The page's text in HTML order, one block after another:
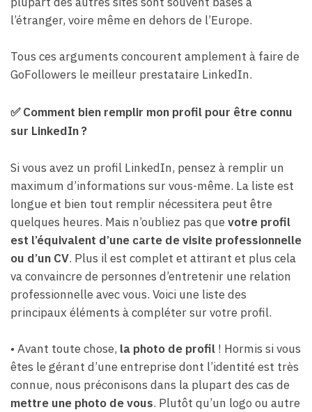
l’étranger, voire même en dehors de l’Europe.
Tous ces arguments concourent amplement à faire de
GoFollowers le meilleur prestataire LinkedIn.
✅Comment bien remplir mon profil pour être connu
sur LinkedIn ?
Si vous avez un profil LinkedIn, pensez à remplir un
maximum d’informations sur vous-même. La liste est
longue et bien tout remplir nécessitera peut être
quelques heures. Mais n’oubliez pas quevotre profil
est l’équivalent d’une carte de visite professionnelle
ou d’un CV. Plus il est complet et attirant et plus cela
va convaincre de personnes d’entretenir une relation
professionnelle avec vous. Voici une liste des
principaux éléments à compléter sur votre profil.
• Avant toute chose, la photo de profil ! Hormis si vous
êtes le gérant d’une entreprise dont l’identité est très
connue, nous préconisons dans la plupart des cas de
mettre une photo de vous. Plutôt qu’un logo ou autre